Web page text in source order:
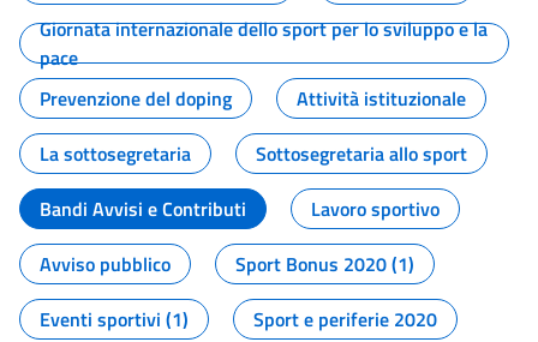
Giornata internazionale dello sport per lo sviluppo e la
pace
Prevenzione del doping
Attività istituzionale
La sottosegretaria
Sottosegretaria allo sport
Bandi Avvisi e Contributi
Lavoro sportivo
Avviso pubblico
Sport Bonus 2020 (1)
Eventi sportivi (1)
Sport e periferie 2020